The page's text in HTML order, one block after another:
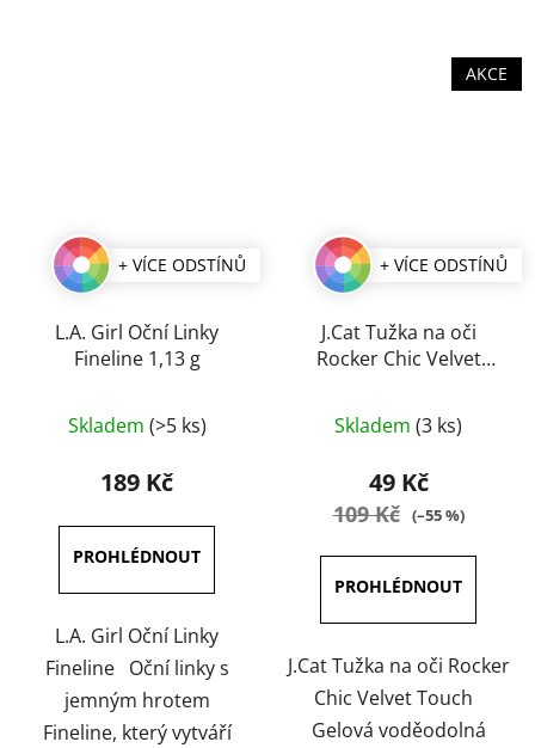
+ VÍCE ODSTÍNŮ
L.A. Girl Oční Linky
Fineline 1,13 g
hodnocení
produktu
5,0
z
5
hvězdiček.
Skladem (>5 ks)
189 Kč
L.A. Girl Oční Linky
Fineline Oční linky s
jemným hrotem
Fineline, který vytváří
AKCE
+ VÍCE ODSTÍNŮ
J.Cat Tužka na oči
Rocker Chic Velvet
hodnocení
produktu
je
5
hvězdiček.
Skladem (3 ks)
49 Kč
109 Kč (–55 %)
J.Cat Tužka na oči Rocker
Chic Velvet Touch
Gelová voděodolná